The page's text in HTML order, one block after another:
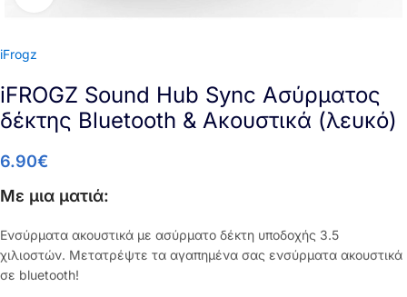
iFrogz
iFROGZ Sound Hub Sync Ασύρματος
δέκτης Bluetooth & Ακουστικά (λευκό)
6.90€
Με μια ματιά:
Ενσύρματα ακουστικά με ασύρματο δέκτη υποδοχής 3.5
χιλιοστών. Μετατρέψτε τα αγαπημένα σας ενσύρματα ακουστικά
σε bluetooth!